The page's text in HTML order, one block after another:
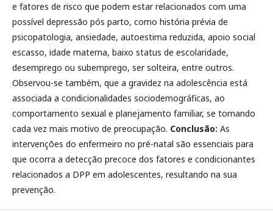
e fatores de risco que podem estar relacionados com uma
possível depressão pós parto, como história prévia de
psicopatologia, ansiedade, autoestima reduzida, apoio social
escasso, idade materna, baixo status de escolaridade,
desemprego ou subemprego, ser solteira, entre outros.
Observou-se também, que a gravidez na adolescência está
associada a condicionalidades sociodemográficas, ao
comportamento sexual e planejamento familiar, se tornando
cada vez mais motivo de preocupação. Conclusão: As
intervenções do enfermeiro no pré-natal são essenciais para
que ocorra a detecção precoce dos fatores e condicionantes
relacionados a DPP em adolescentes, resultando na sua
prevenção.